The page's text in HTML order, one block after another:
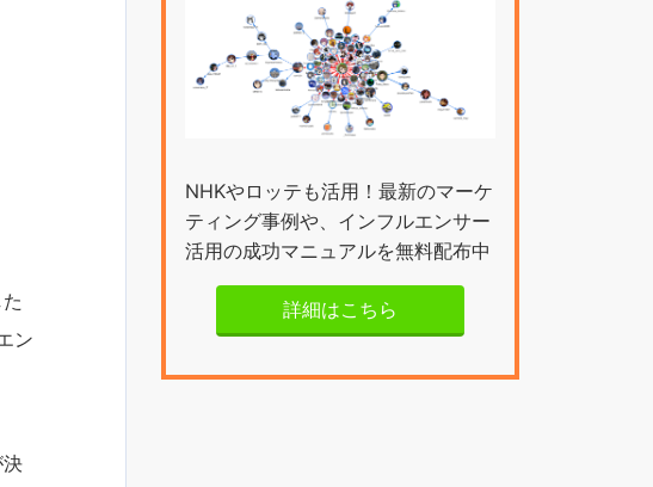
ン
NHKやロッテも活用！最新のマーケ
ティング事例や、インフルエンサー
活用の成功マニュアルを無料配布中
詳細はこちら